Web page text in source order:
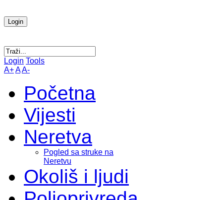
Login Tools
A+AA-
Početna
Vijesti
Neretva
Pogled sa struke na
Neretvu
Okoliš i ljudi